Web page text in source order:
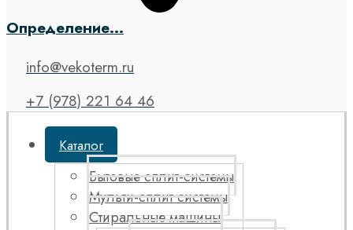
Определение...
info@vekoterm.ru
+7 (978) 221 64 46
Каталог
Бытовые сплит-системы
Мульти-сплит системы
Стиральные машины